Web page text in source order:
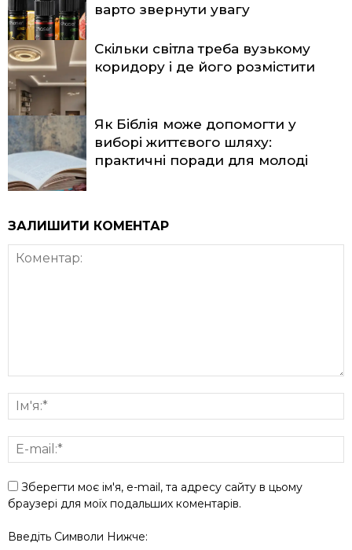
варто звернути увагу
Скільки світла треба вузькому
коридору і де його розмістити
Як Біблія може допомогти у
виборі життєвого шляху:
практичні поради для молоді
ЗАЛИШИТИ КОМЕНТАР
Зберегти моє ім'я, e-mail, та адресу сайту в цьому
браузері для моїх подальших коментарів.
Введіть Символи Нижче: